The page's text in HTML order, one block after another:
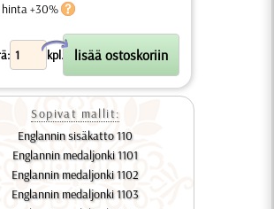
+30%
kpl.
X
Sopivat mallit:
Englannin sisäkatto 110
Englannin medaljonki 1101
Englannin medaljonki 1102
Englannin medaljonki 1103